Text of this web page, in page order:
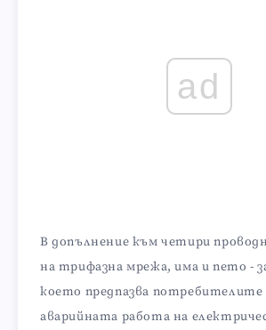
ad
В допълнение към четири
на трифазна мрежа, има и пето -
което предпазва
аварийната работа на